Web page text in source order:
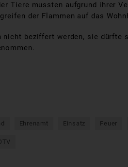
Tiere mussten aufgrund ihrer
der Flammen auf das
nicht beziffert werden, sie
Ehrenamt Einsatz Feuer